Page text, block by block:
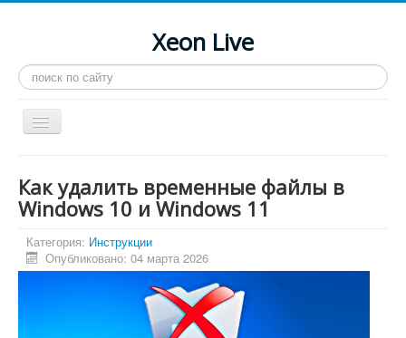
Xeon Live
Искать...
Toggle
Navigation
LGA 2011-3
Процессоры
Как удалить временные файлы в
Windows 10 и Windows 11
Категория: Инструкции
Опубликовано: 04 марта 2026